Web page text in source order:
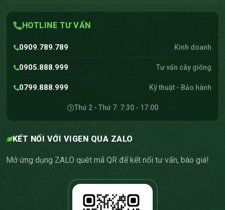
HOTLINE TƯ VẤN
0909.789.789 Kinh doanh
0905.888.999 Tư vấn cây giống
0799.888.999 Kỹ thuật - Bảo hành
Thứ 2 - Thứ 7: 7:30 - 17:00
KẾT NỐI VỚI VIGEN QUA ZALO
Mở ứng dụng ZALO quét mã QR để kết nối tư vấn, báo giá!